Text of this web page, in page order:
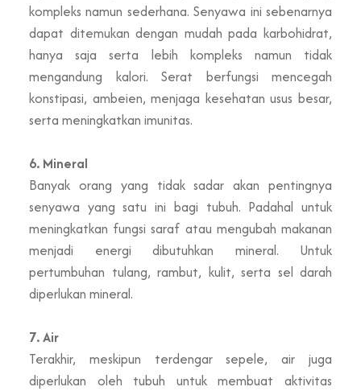
kompleks namun sederhana. Senyawa ini sebenarnya
dapat ditemukan dengan mudah pada karbohidrat,
hanya saja serta lebih kompleks namun tidak
mengandung kalori. Serat berfungsi mencegah
konstipasi, ambeien, menjaga kesehatan usus besar,
serta meningkatkan imunitas.
6. Mineral
Banyak orang yang tidak sadar akan pentingnya
senyawa yang satu ini bagi tubuh. Padahal untuk
meningkatkan fungsi saraf atau mengubah makanan
menjadi energi dibutuhkan mineral. Untuk
pertumbuhan tulang, rambut, kulit, serta sel darah
diperlukan mineral.
7. Air
Terakhir, meskipun terdengar sepele, air juga
diperlukan oleh tubuh untuk membuat aktivitas